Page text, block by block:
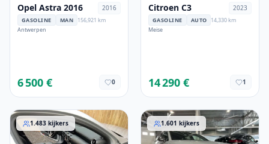
Opel Astra 2016 2016
GASOLINE MAN
156,921 km
Antwerpen
6 500 € 0
Citroen C3 2023
GASOLINE AUTO
14,330 km
Meise
14 290 € 1
Mercedes-Benz A 250
1.483 kijkers Audi RS4
1.601 kijkers